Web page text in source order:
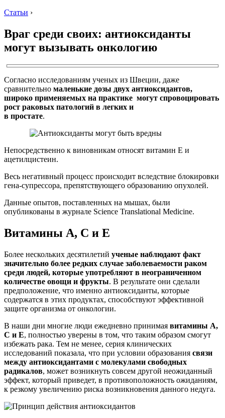
Статьи ›
Враг среди своих: антиоксиданты
могут вызывать онкологию
Согласно исследованиям ученых из Швеции, даже
сравнительно маленькие дозы двух антиоксидантов,
широко применяемых на практике могут спровоцировать
рост раковых патологий в легких и
в простате.
Непосредственно к виновникам относят витамин Е и
ацетилцистеин.
Весь негативный процесс происходит вследствие блокировки
гена-супрессора, препятствующего образованию опухолей.
Данные опытов, поставленных на мышах, были
опубликованы в журнале Science Translational Medicine.
Витамины А, С и Е
Более нескольких десятилетий ученые наблюдают факт
значительно более редких случае заболеваемости раком
среди людей, которые употребляют в неограниченном
количестве овощи и фрукты. В результате они сделали
предположение, что именно антиоксиданты, которые
содержатся в этих продуктах, способствуют эффективной
защите организма от онкологии.
В наши дни многие люди ежедневно принимая витамины А,
С и Е, полностью уверены в том, что таким образом смогут
избежать рака. Тем не менее, серия клинических
исследований показала, что при условии образования связи
между антиоксидантами с молекулами свободных
радикалов, может возникнуть совсем другой неожиданный
эффект, который приведет, в противоположность ожиданиям,
к резкому увеличению риска возникновения данного недуга.